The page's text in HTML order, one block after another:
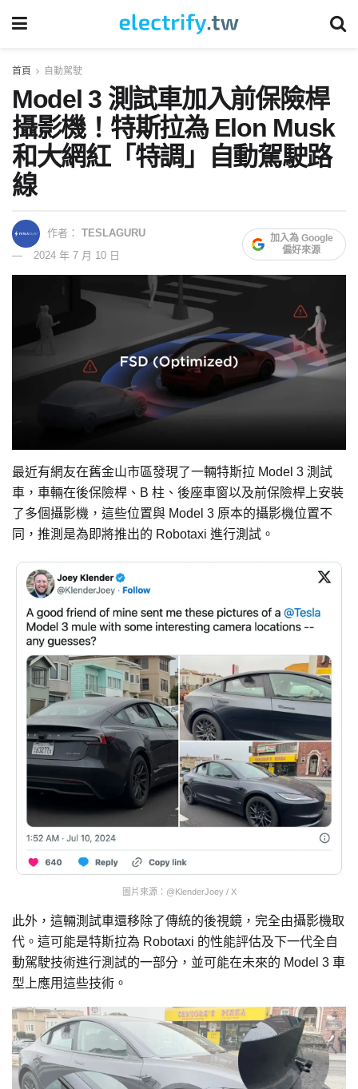
首頁 自動駕駛
Model 3 測試車加入前保險桿
攝影機！特斯拉為 Elon Musk
和大網紅「特調」自動駕駛路
線
作者： TESLAGURU
2024 年 7 月 10 日
加入為 Google
偏好來源
最近有網友在舊金山市區發現了一輛特斯拉 Model 3 測試
車，車輛在後保險桿、B 柱、後座車窗以及前保險桿上安裝
了多個攝影機，這些位置與 Model 3 原本的攝影機位置不
同，推測是為即將推出的 Robotaxi 進行測試。
圖片來源：@KlenderJoey / X
此外，這輛測試車還移除了傳統的後視鏡，完全由攝影機取
代。這可能是特斯拉為 Robotaxi 的性能評估及下一代全自
動駕駛技術進行測試的一部分，並可能在未來的 Model 3 車
型上應用這些技術。